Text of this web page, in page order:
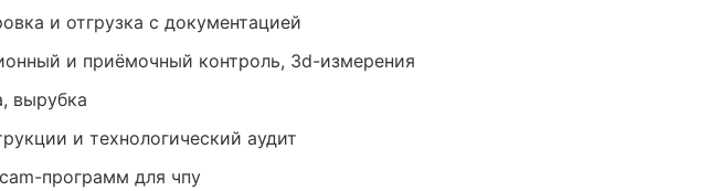
и отгрузка с документацией
и приёмочный контроль, 3d-измерения
вырубка
и технологический аудит
программ для чпу